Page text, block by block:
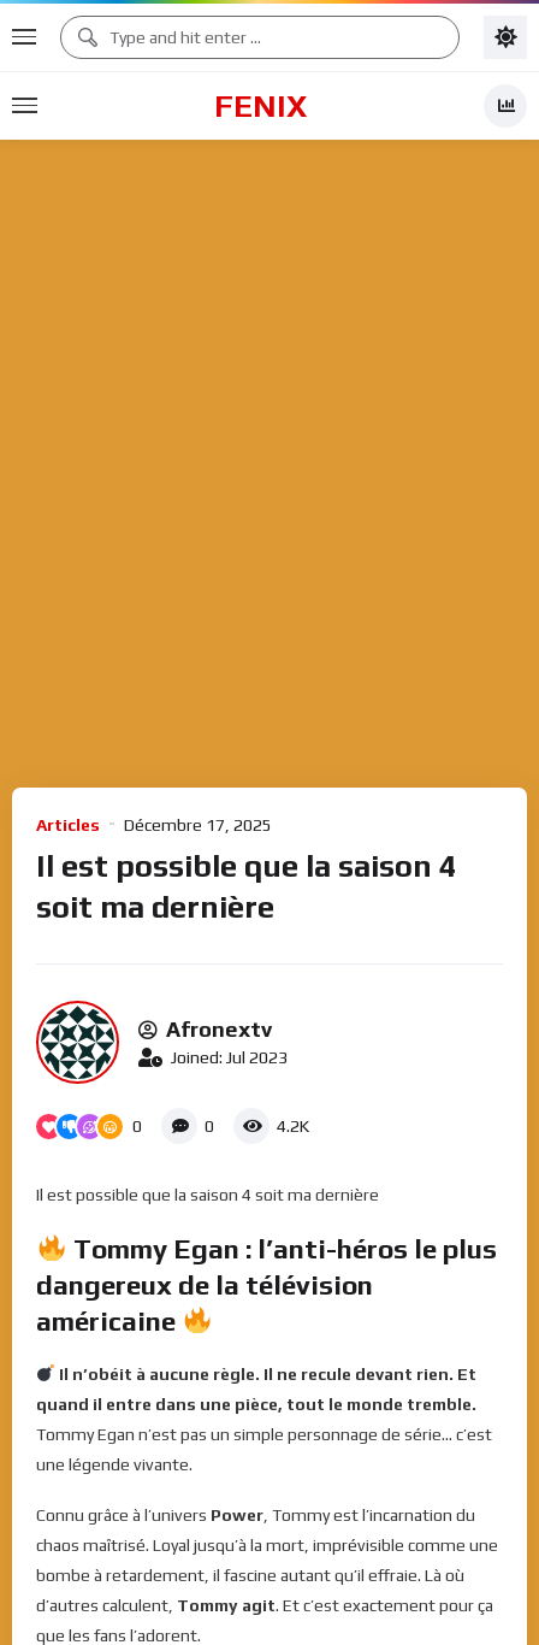
FENIX
Articles Décembre 17, 2025
Il est possible que la saison 4
soit ma dernière
Afronextv
Joined: Jul 2023
0 0 4.2K
Il est possible que la saison 4 soit ma dernière
Tommy Egan : l’anti-héros le plus
dangereux de la télévision
américaine
Il n’obéit à aucune règle. Il ne recule devant rien. Et
quand il entre dans une pièce, tout le monde tremble.
Tommy Egan n’est pas un simple personnage de série… c’est
une légende vivante.
Connu grâce à l’univers Power , Tommy est l’incarnation du
chaos maîtrisé. Loyal jusqu’à la mort, imprévisible comme une
bombe à retardement, il fascine autant qu’il effraie. Là où
d’autres calculent, Tommy agit. Et c’est exactement pour ça
que les fans l’adorent.